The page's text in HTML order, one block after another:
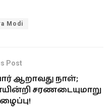
Modi
Post
ஆறாவது நாள்;
சரணடையுமாறு